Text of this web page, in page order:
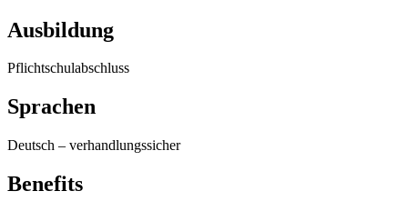
Ausbildung
Pflichtschulabschluss
Sprachen
Deutsch – verhandlungssicher
Benefits